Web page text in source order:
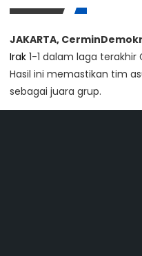
JAKARTA,
Irak 1-1 dalam laga terakhir
Hasil ini memastikan tim
sebagai juara grup.
Jangan Terlewat!
Semifinal Piala AFF
Indonesia U-23
Kamis, 24